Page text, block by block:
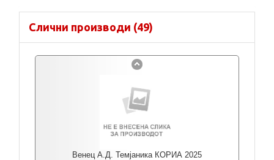
Слични производи (49)
Венец А.Д. Темјаника КОРИА 2025